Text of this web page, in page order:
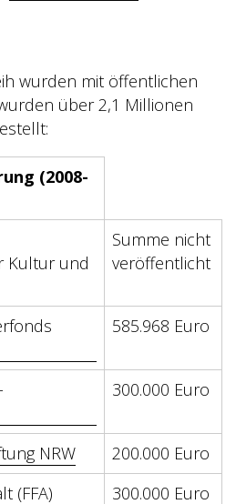
wurden mit öffentlichen
über 2,1 Millionen
(2008-
Kultur und
Summe nicht
veröffentlicht
585.968 Euro
300.000 Euro
NRW
200.000 Euro
(FFA)
300.000 Euro